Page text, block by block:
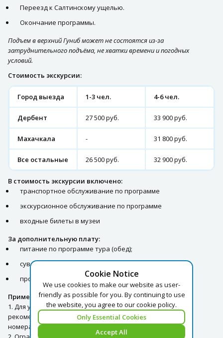
Переезд к Салтинскому ущелью.
Окончание программы.
Подъем в верхний Гуниб может не состоятся из-за
затруднительного подъёма, не хватки времени и погодных
условий.
Стоимость экскурсии:
Город выезда 1-3 чел. 4-6 чел.
Дербент 27 500 руб. 33 900 руб.
Махачкала - 31 800 руб.
Все остальные 26 500 руб. 32 900 руб.
В стоимость экскурсии включено:
транспортное обслуживание по программе
экскурсионное обслуживание по программе
входные билеты в музеи
За дополнительную плату:
питание по программе тура (обед);
сувенирная продукция;
профессиональная фотосессия.
Примечание:
1. Для улучшения организации экскурсиооной поездки,
рекомендуем при бронировании указывать контактные
номера телефонов Гостей.
Cookie Notice
We use cookies to make our website as user-
friendly as possible for you. By continuing to use
the website, you agree to our cookie policy.
Only Essential Cookies
Accept All